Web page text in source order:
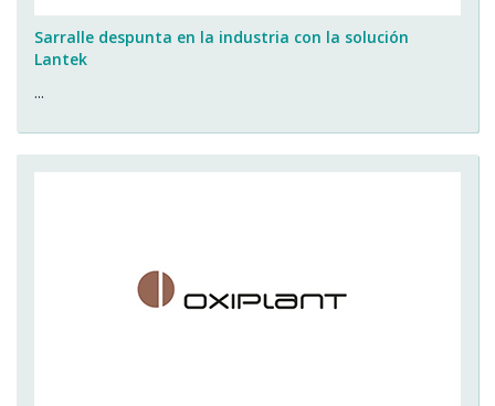
Sarralle despunta en la industria con la solución
Lantek
...